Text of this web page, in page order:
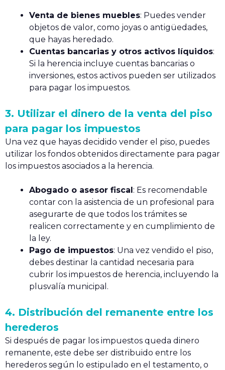
Venta de bienes muebles: Puedes vender
objetos de valor, como joyas o antigüedades,
que hayas heredado.
Cuentas bancarias y otros activos líquidos:
Si la herencia incluye cuentas bancarias o
inversiones, estos activos pueden ser utilizados
para pagar los impuestos.
3. Utilizar el dinero de la venta del piso
para pagar los impuestos
Una vez que hayas decidido vender el piso, puedes
utilizar los fondos obtenidos directamente para pagar
los impuestos asociados a la herencia.
Abogado o asesor fiscal: Es recomendable
contar con la asistencia de un profesional para
asegurarte de que todos los trámites se
realicen correctamente y en cumplimiento de
la ley.
Pago de impuestos: Una vez vendido el piso,
debes destinar la cantidad necesaria para
cubrir los impuestos de herencia, incluyendo la
plusvalía municipal.
4. Distribución del remanente entre los
herederos
Si después de pagar los impuestos queda dinero
remanente, este debe ser distribuido entre los
herederos según lo estipulado en el testamento, o